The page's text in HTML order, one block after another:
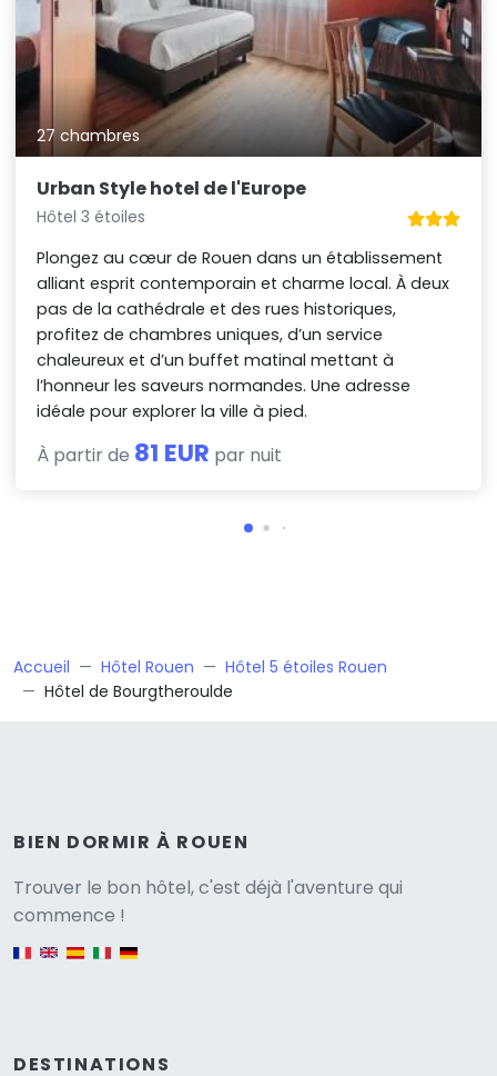
27 chambres
Urban Style hotel de l'Europe
Hôtel 3 étoiles
Plongez au cœur de Rouen dans un établissement
alliant esprit contemporain et charme local. À deux
pas de la cathédrale et des rues historiques,
profitez de chambres uniques, d’un service
chaleureux et d’un buffet matinal mettant à
l’honneur les saveurs normandes. Une adresse
idéale pour explorer la ville à pied.
À partir de 81 EUR par nuit
Accueil Hôtel Rouen
Hôtel 5 étoiles Rouen
Hôtel de Bourgtheroulde
BIEN DORMIR À ROUEN
Trouver le bon hôtel, c'est déjà l'aventure qui
commence !
English version
DESTINATIONS